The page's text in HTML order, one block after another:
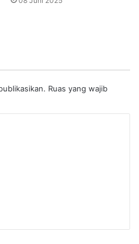
Ruas yang wajib